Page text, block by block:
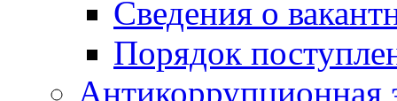
Сведения о
Порядок
Антикоррупционная